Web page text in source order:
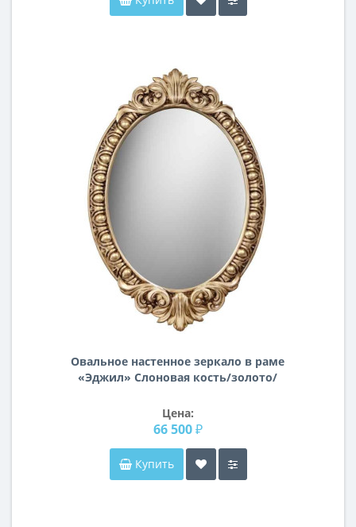
Овальное настенное зеркало в раме
«Эджил» Слоновая кость/золото/
Цена:
66 500 ₽
Купить